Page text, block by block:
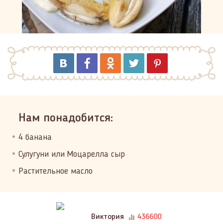
Нам понадобится:
4 банана
Сулугуни или Моцарелла сыр
Растительное масло
Виктория 436600